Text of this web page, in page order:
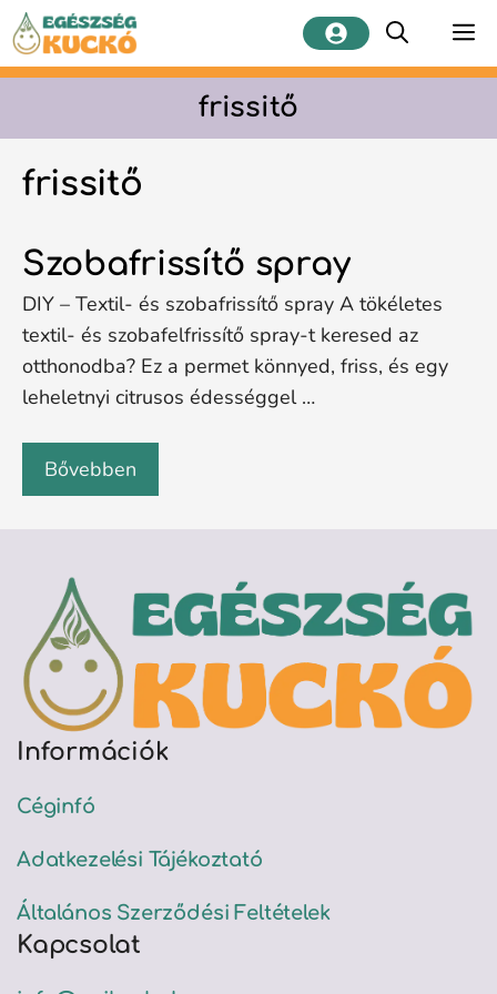
Kilépés
tartalomba
frissitő
frissitő
Szobafrissítő spray
DIY – Textil- és szobafrissítő spray A tökéletes
textil- és szobafelfrissítő spray-t keresed az
otthonodba? Ez a permet könnyed, friss, és egy
leheletnyi citrusos édességgel …
Bővebben
Információk
Céginfó
Adatkezelési Tájékoztató
Általános Szerződési Feltételek
Kapcsolat